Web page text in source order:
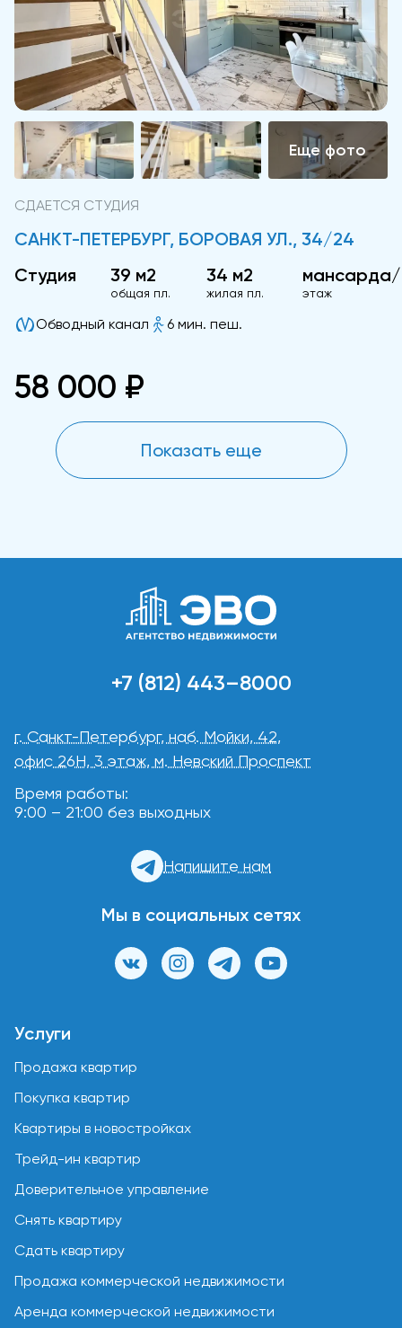
СДАЕТСЯ СТУДИЯ
САНКТ-ПЕТЕРБУРГ, БОРОВАЯ УЛ., 34/24
Студия
39 м2
общая пл.
34 м2
жилая пл. этаж
Обводный канал 6 мин. пеш.
58 000 ₽
Показать еще
+7 (812) 443–8000
г. Санкт-Петербург, наб. Мойки, 42,
офис 26Н, 3 этаж, м. Невский Проспект
Время работы:
9:00 – 21:00 без выходных
Напишите нам
Мы в социальных сетях
Услуги
Продажа квартир
Покупка квартир
Квартиры в новостройках
Трейд-ин квартир
Доверительное управление
Снять квартиру
Сдать квартиру
Продажа коммерческой недвижимости
Аренда коммерческой недвижимости